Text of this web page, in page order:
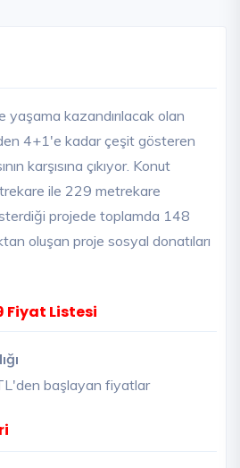
yaşama kazandırılacak olan
4+1'e kadar çeşit gösteren
karşısına çıkıyor. Konut
ile 229 metrekare
projede toplamda 148
oluşan proje sosyal donatıları
Fiyat Listesi
başlayan fiyatlar